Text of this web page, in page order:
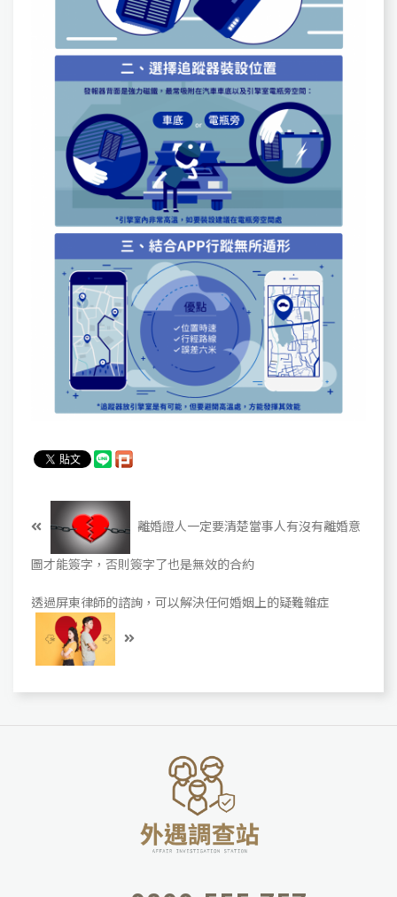
離婚證人一定要清楚當事人有沒有離婚意
圖才能簽字，否則簽字了也是無效的合約
透過屏東律師的諮詢，可以解決任何婚姻上的疑難雜症